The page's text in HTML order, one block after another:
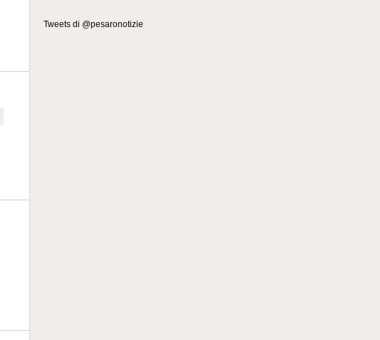
Tweets di @pesaronotizie